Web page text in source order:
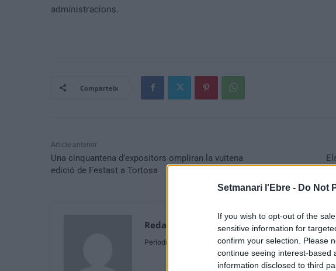
Setmanari l'Ebre - Do Not
If you wish to opt-out of the
sensitive information for
confirm your selection. Please
continue seeing interest-based
information disclosed to third
administracions.
Comparteix
Article anterior
Una cinquantena d’expositors ompliran la vuitena
edició de Festast a Tortosa
Redaccio
Periodistes